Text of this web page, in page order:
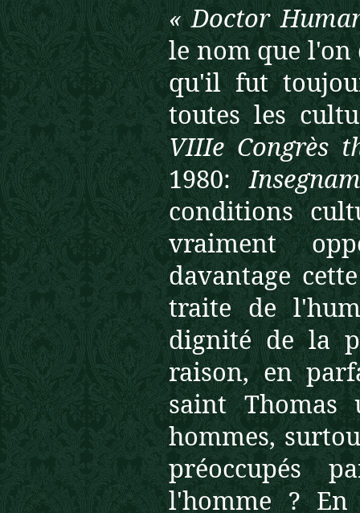
« Doctor
le nom que l'on
qu'il fut
toutes les
VIIIe Congrès
1980:
conditions
vraiment
davantage
traite de
dignité de la
raison, en
saint
hommes,
préoccupés
l'homme ?